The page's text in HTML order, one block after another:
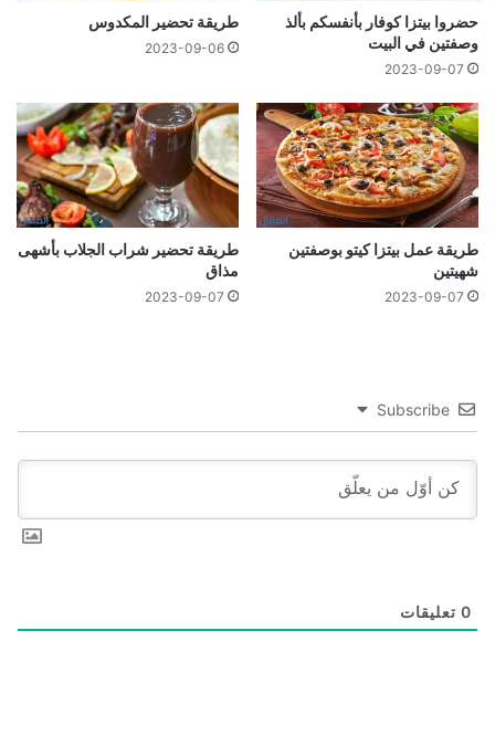
حضروا بيتزا كوفار بأنفسكم بألذ
وصفتين في البيت
2023-09-07
طريقة تحضير المكدوس
2023-09-06
طريقة عمل بيتزا كيتو بوصفتين
شهيتين
2023-09-07
طريقة تحضير شراب الجلاب بأشهى
مذاق
2023-09-07
Subscribe
0 تعليقات